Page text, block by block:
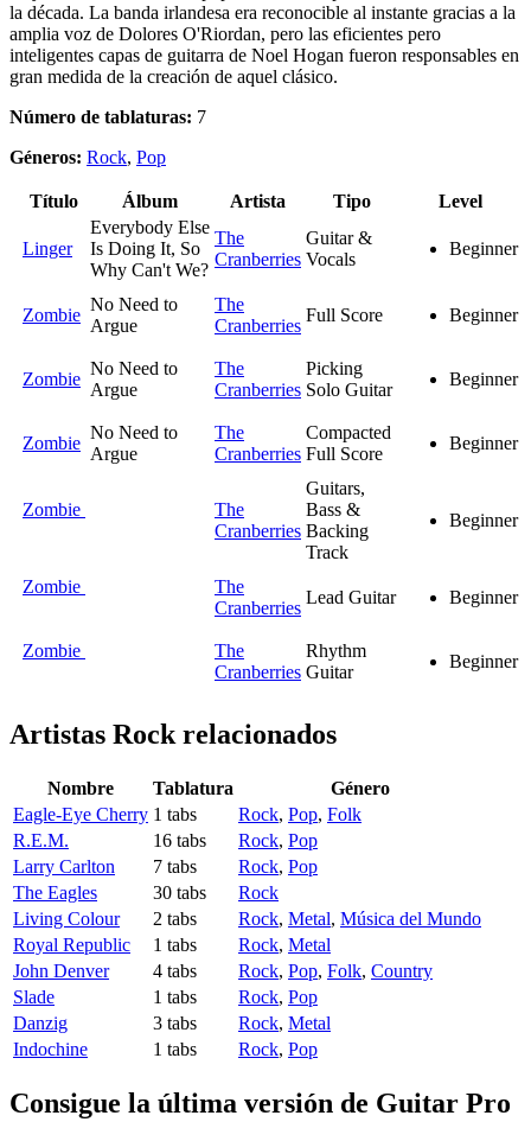
la década. La banda irlandesa era reconocible al instante gracias a la
amplia voz de Dolores O'Riordan, pero las eficientes pero
inteligentes capas de guitarra de Noel Hogan fueron responsables en
gran medida de la creación de aquel clásico.
Número de tablaturas: 7
Géneros: Rock, Pop
Título Álbum Artista Tipo Level
Linger
Everybody Else
Is Doing It, So
Why Can't We?
The
Cranberries
Guitar &
Vocals
Beginner
Zombie
No Need to
Argue
The
Cranberries
Full Score Beginner
Zombie
No Need to
Argue
The
Cranberries
Picking
Solo Guitar
Beginner
Zombie
No Need to
Argue
The
Cranberries
Compacted
Full Score
Beginner
Zombie
The
Cranberries
Guitars,
Bass &
Backing
Track
Beginner
Zombie
The
Cranberries
Lead Guitar Beginner
Zombie
The
Cranberries
Rhythm
Guitar
Beginner
Artistas Rockrelacionados
Nombre Tablatura
Género
Eagle-Eye Cherry 1 tabs Rock, Pop, Folk
R.E.M.
16 tabs Rock, Pop
Larry Carlton
7 tabs Rock, Pop
The Eagles
30 tabs
Rock
Living Colour
2 tabs Rock, Metal, Música del Mundo
Royal Republic
1 tabs Rock, Metal
John Denver
4 tabs Rock, Pop, Folk, Country
Slade
1 tabs Rock, Pop
Danzig
3 tabs Rock, Metal
Indochine
1 tabs Rock, Pop
Consigue la última versión de Guitar Pro